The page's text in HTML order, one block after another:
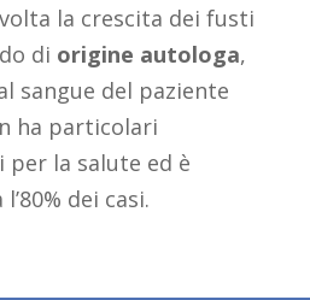
la crescita dei fusti
di origine autologa,
sangue del paziente
ha particolari
la salute ed è
dei casi.